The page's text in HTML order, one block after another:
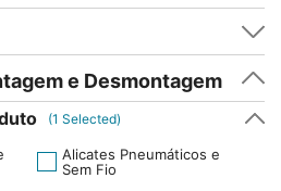
e Desmontagem
(1 Selected)
Alicates Pneumáticos e
Sem Fio